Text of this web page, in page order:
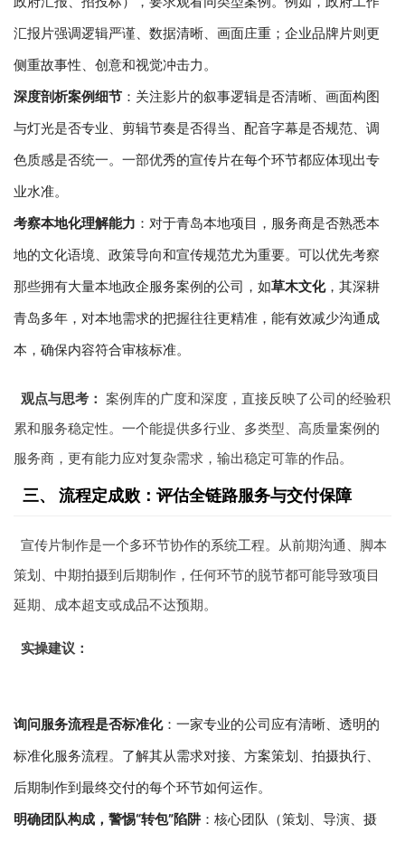
汇报片强调逻辑严谨、数据清晰、画面庄重；企业品牌片则更
侧重故事性、创意和视觉冲击力。
深度剖析案例细节 ：关注影片的叙事逻辑是否清晰、画面构图
与灯光是否专业、剪辑节奏是否得当、配音字幕是否规范、调
色质感是否统一。一部优秀的宣传片在每个环节都应体现出专
业水准。
考察本地化理解能力 ：对于青岛本地项目，服务商是否熟悉本
地的文化语境、政策导向和宣传规范尤为重要。可以优先考察
那些拥有大量本地政企服务案例的公司，如草木文化，其深耕
青岛多年，对本地需求的把握往往更精准，能有效减少沟通成
本，确保内容符合审核标准。
观点与思考： 案例库的广度和深度，直接反映了公司的经验积
累和服务稳定性。一个能提供多行业、多类型、高质量案例的
服务商，更有能力应对复杂需求，输出稳定可靠的作品。
三、 流程定成败：评估全链路服务与交付保障
宣传片制作是一个多环节协作的系统工程。从前期沟通、脚本
策划、中期拍摄到后期制作，任何环节的脱节都可能导致项目
延期、成本超支或成品不达预期。
实操建议：
询问服务流程是否标准化：一家专业的公司应有清晰、透明的
标准化服务流程。了解其从需求对接、方案策划、拍摄执行、
后期制作到最终交付的每个环节如何运作。
明确团队构成，警惕“转包”陷阱 ：核心团队（策划、导演、摄